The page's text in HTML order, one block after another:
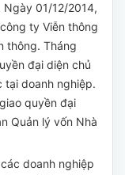
01/12/2014,
ty Viễn thông
thông. Tháng
đại diện chủ
tại doanh nghiệp.
quyền đại
Quản lý vốn Nhà
doanh nghiệp